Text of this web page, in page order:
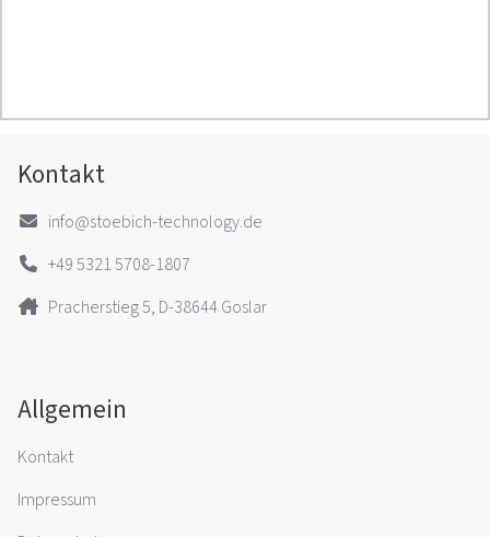
Kontakt
info@stoebich-technology.de
+49 5321 5708-1807
Pracherstieg 5, D-38644 Goslar
Allgemein
Kontakt
Impressum